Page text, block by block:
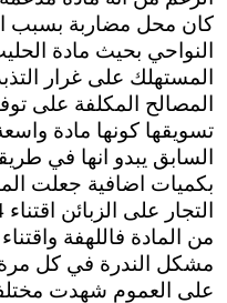
النواحي بحيث مادة
المستهلك على غرار
المصالح المكلفة على
تسويقها كونها مادة
السابق يبدو انها في
بكميات اضافية جعلت
من المادة فاللهفة
مشكل الندرة في كل
على العموم شهدت مختلف